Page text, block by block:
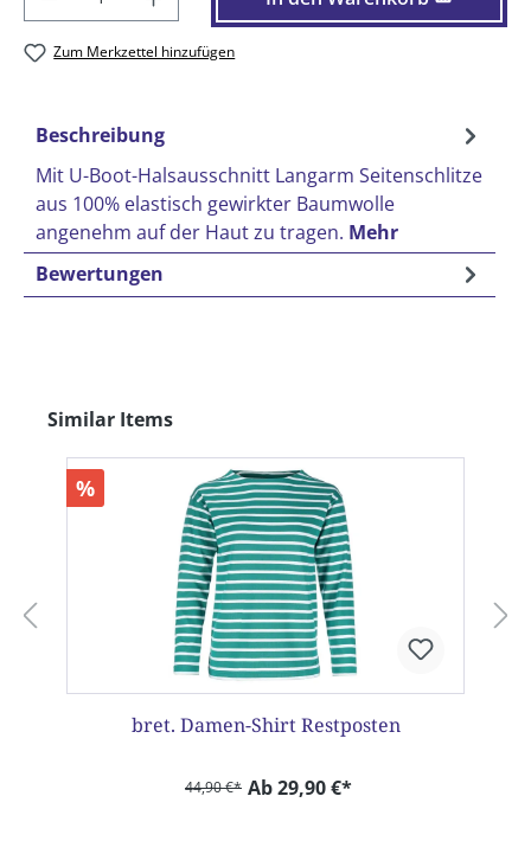
Zum Merkzettel hinzufügen
Beschreibung
Mit U-Boot-Halsausschnitt Langarm Seitenschlitze
aus 100% elastisch gewirkter Baumwolle
angenehm auf der Haut zu tragen. Mehr
Bewertungen
Produktgalerie überspringen
Similar Items
%
bret. Damen-Shirt Restposten
44,90 €* Ab 29,90 €*